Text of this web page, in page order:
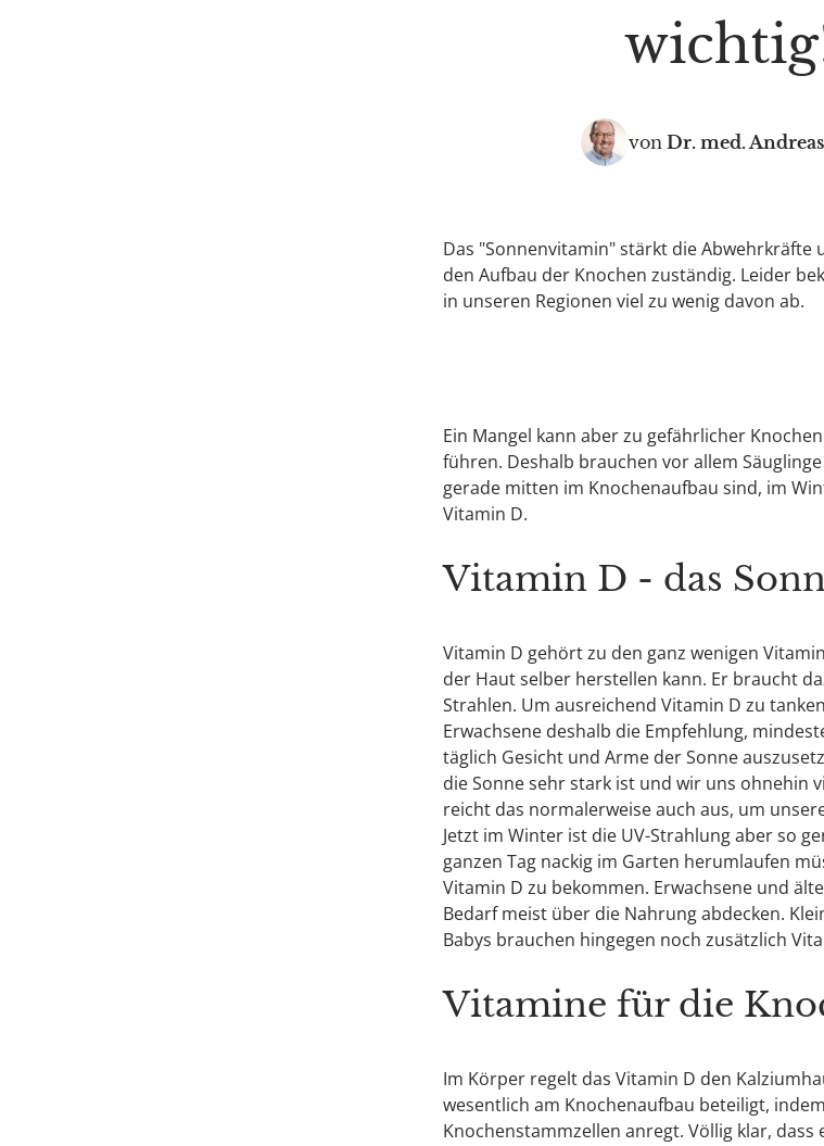
von Dr. med.
Das "Sonnenvitamin" stärkt die Abwehrkräfte
den Aufbau der Knochen zuständig. Leider
in unseren Regionen viel zu wenig davon ab.
Ein Mangel kann aber zu gefährlicher
führen. Deshalb brauchen vor allem
gerade mitten im Knochenaufbau sind, im
Vitamin D.
Vitamin D - das
Vitamin D gehört zu den ganz wenigen
der Haut selber herstellen kann. Er braucht
Strahlen. Um ausreichend Vitamin D zu
Erwachsene deshalb die Empfehlung,
täglich Gesicht und Arme der Sonne
die Sonne sehr stark ist und wir uns ohnehin
reicht das normalerweise auch aus, um
Jetzt im Winter ist die UV-Strahlung aber so
ganzen Tag nackig im Garten herumlaufen
Vitamin D zu bekommen. Erwachsene und
Bedarf meist über die Nahrung abdecken.
Babys brauchen hingegen noch zusätzlich
Vitamine für die
Im Körper regelt das Vitamin D den
wesentlich am Knochenaufbau beteiligt,
Knochenstammzellen anregt. Völlig klar, dass